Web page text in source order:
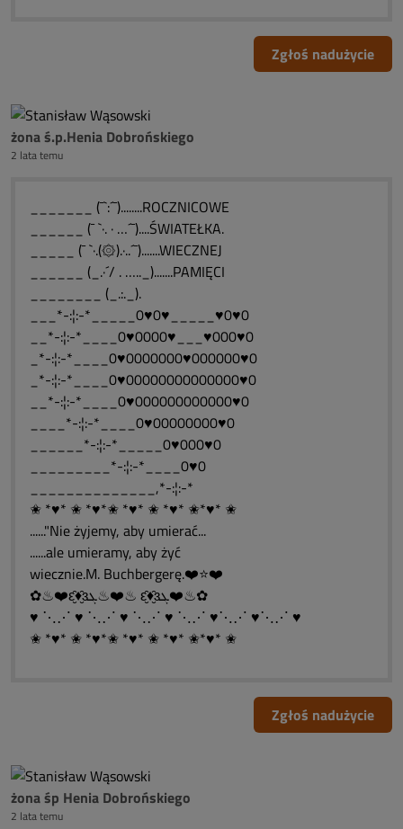
Zgłoś nadużycie
żona ś.p.Henia Dobrońskiego
2 lata temu
_______ (¯`:´¯)........ROCZNICOWE
______ (¯ `·. · …´¯)....ŚWIATEŁKA.
_____ (¯ `·.(۞).·..´¯).......WIECZNEJ
______ (_.·´/ . ….._).......PAMIĘCI
________ (_.:._).
___*-:¦:-*_____0♥0♥_____♥0♥0
__*-:¦:-*____0♥0000♥___♥000♥0
_*-:¦:-*____0♥0000000♥000000♥0
_*-:¦:-*____0♥00000000000000♥0
__*-:¦:-*____0♥000000000000♥0
____*-:¦:-*____0♥00000000♥0
______*-:¦:-*_____0♥000♥0
_________*-:¦:-*____0♥0
______________,*-:¦:-*
✬ *♥* ✬ *♥*✬ *♥* ✬ *♥* ✬*♥* ✬
......"Nie żyjemy, aby umierać...
......ale umieramy, aby żyć
wiecznie.M. Buchbergerę.❤️⭐❤️
✿♨❤️ԑ̮̑♦̮̑ɜܓ♨❤️♨ ԑ̮̑♦̮̑ɜܓ❤️♨✿
♥ ⋱⋰ ♥ ⋱⋰ ♥ ⋱⋰ ♥ ⋱⋰ ♥⋱⋰ ♥⋱⋰ ♥
✬ *♥* ✬ *♥*✬ *♥* ✬ *♥* ✬*♥* ✬
Zgłoś nadużycie
żona śp Henia Dobrońskiego
2 lata temu